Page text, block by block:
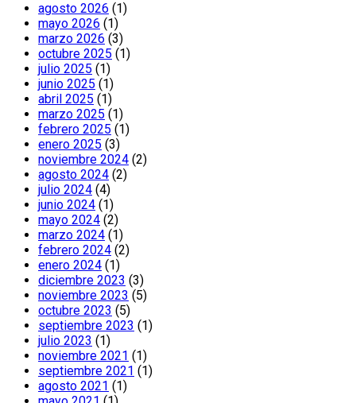
agosto 2026 (1)
mayo 2026 (1)
marzo 2026 (3)
octubre 2025 (1)
julio 2025 (1)
junio 2025 (1)
abril 2025 (1)
marzo 2025 (1)
febrero 2025 (1)
enero 2025 (3)
noviembre 2024 (2)
agosto 2024 (2)
julio 2024 (4)
junio 2024 (1)
mayo 2024 (2)
marzo 2024 (1)
febrero 2024 (2)
enero 2024 (1)
diciembre 2023 (3)
noviembre 2023 (5)
octubre 2023 (5)
septiembre 2023 (1)
julio 2023 (1)
noviembre 2021 (1)
septiembre 2021 (1)
agosto 2021 (1)